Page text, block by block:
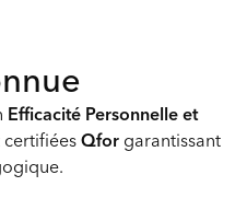
Efficacité Personnelle et
certifiées Qfor garantissant